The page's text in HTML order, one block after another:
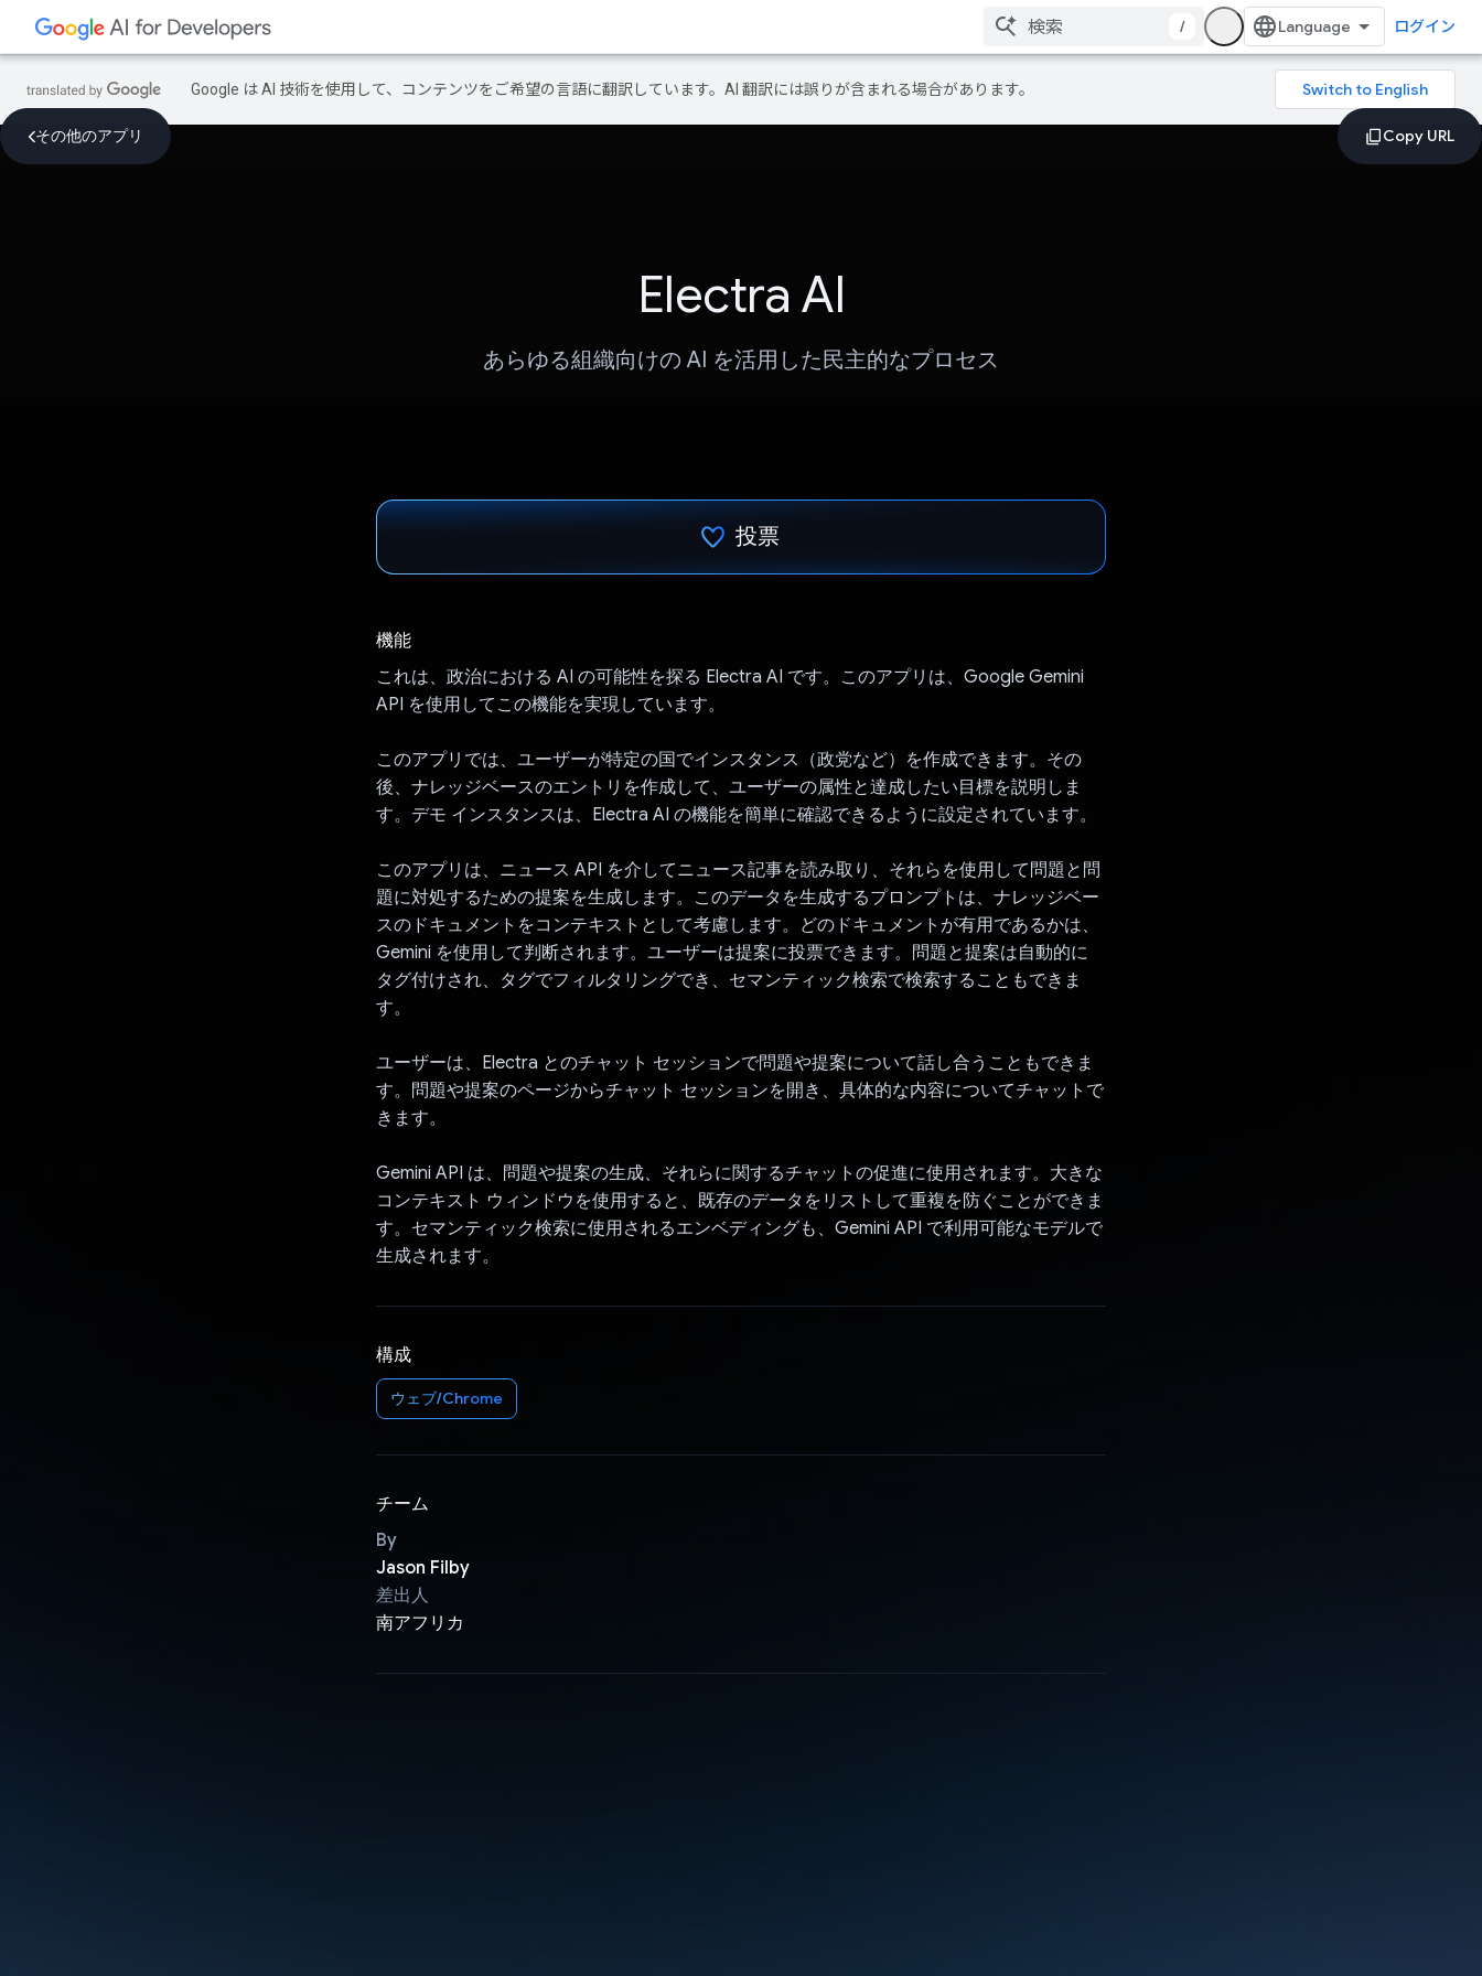
/ ログイン
Google は AI 技術を使用して、コンテンツをご希望の言語に翻訳しています。AI 翻訳には誤りが含まれる場合があります。
その他のアプリ
Electra AI
あらゆる組織向けの AI を活用した民主的なプロセス
投票
機能
これは、政治における AI の可能性を探る Electra AI です。このアプリは、Google Gemini
API を使用してこの機能を実現しています。
このアプリでは、ユーザーが特定の国でインスタンス（政党など）を作成できます。その
後、ナレッジベースのエントリを作成して、ユーザーの属性と達成したい目標を説明しま
す。デモ インスタンスは、Electra AI の機能を簡単に確認できるように設定されています。
このアプリは、ニュース API を介してニュース記事を読み取り、それらを使用して問題と問
題に対処するための提案を生成します。このデータを生成するプロンプトは、ナレッジベー
スのドキュメントをコンテキストとして考慮します。どのドキュメントが有用であるかは、
Gemini を使用して判断されます。ユーザーは提案に投票できます。問題と提案は自動的に
タグ付けされ、タグでフィルタリングでき、セマンティック検索で検索することもできま
す。
ユーザーは、Electra とのチャット セッションで問題や提案について話し合うこともできま
す。問題や提案のページからチャット セッションを開き、具体的な内容についてチャットで
きます。
Gemini API は、問題や提案の生成、それらに関するチャットの促進に使用されます。大きな
コンテキスト ウィンドウを使用すると、既存のデータをリストして重複を防ぐことができま
す。セマンティック検索に使用されるエンベディングも、Gemini API で利用可能なモデルで
生成されます。
構成
ウェブ/Chrome
チーム
By
Jason Filby
差出人
南アフリカ